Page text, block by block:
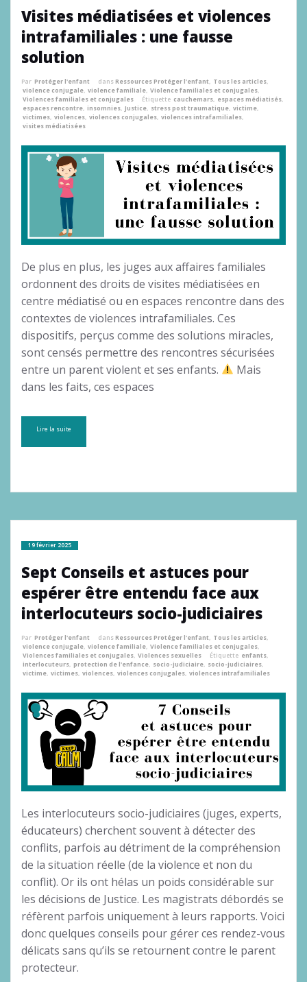
Visites médiatisées et violences
intrafamiliales : une fausse
solution
Par Protéger l'enfant dansRessources Protéger l'enfant, Tous les articles,
violence conjugale, violence familiale, Violence familiales et conjugales,
Violences familiales et conjugales
Étiquette cauchemars, espaces médiatisés,
espaces rencontre, insomnies, Justice, stress post traumatique, victime,
victimes, violences, violences conjugales, violences intrafamiliales,
visites médiatisées
De plus en plus, les juges aux affaires familiales
ordonnent des droits de visites médiatisées en
centre médiatisé ou en espaces rencontre dans des
contextes de violences intrafamiliales. Ces
dispositifs, perçus comme des solutions miracles,
sont censés permettre des rencontres sécurisées
entre un parent violent et ses enfants.
Mais
dans les faits, ces espaces
Lire la suite
19 février 2025
Sept Conseils et astuces pour
espérer être entendu face aux
interlocuteurs socio-judiciaires
Par Protéger l'enfant dansRessources Protéger l'enfant, Tous les articles,
violence conjugale, violence familiale, Violence familiales et conjugales,
Violences familiales et conjugales, Violences sexuelles Étiquette enfants,
interlocuteurs, protection de l'enfance, socio-judiciaire, socio-judiciaires,
victime, victimes, violences, violences conjugales, violences intrafamiliales
Les interlocuteurs socio-judiciaires (juges, experts,
éducateurs) cherchent souvent à détecter des
conflits, parfois au détriment de la compréhension
de la situation réelle (de la violence et non du
conflit). Or ils ont hélas un poids considérable sur
les décisions de Justice. Les magistrats débordés se
réfèrent parfois uniquement à leurs rapports. Voici
donc quelques conseils pour gérer ces rendez-vous
délicats sans qu’ils se retournent contre le parent
protecteur.